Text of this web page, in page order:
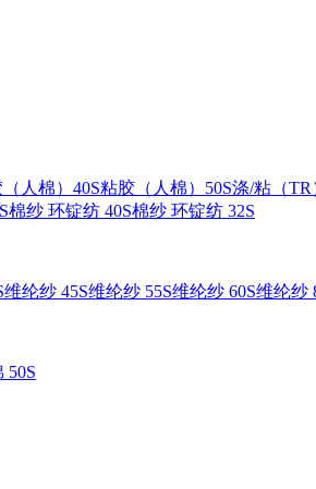
人棉）40S粘胶（人棉）50S涤/粘（TR
棉纱 环锭纺 40S棉纱 环锭纺 32S
维纶纱 45S维纶纱 55S维纶纱 60S维纶纱
50S